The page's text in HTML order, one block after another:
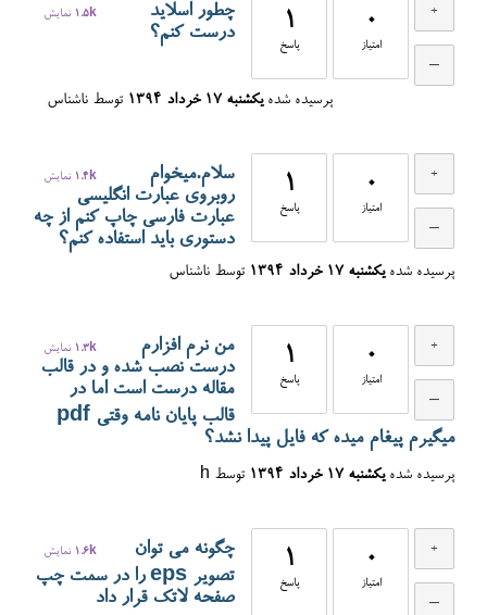
0
امتیاز
1
پاسخ
1.5k نمایش
چطور اسلاید
درست کنم؟
پرسیده شده یکشنبه ۱۷ خرداد ۱۳۹۴ توسط ناشناس
0
امتیاز
1
پاسخ
1.4k نمایش
سلام.میخوام
روبروی عبارت انگلیسی
عبارت فارسی چاپ کنم از چه
دستوری باید استفاده کنم؟
پرسیده شده یکشنبه ۱۷ خرداد ۱۳۹۴ توسط ناشناس
0
امتیاز
1
پاسخ
1.3k نمایش
من نرم افزارم
درست نصب شده و در قالب
مقاله درست است اما در
قالب پایان نامه وقتی pdf
میگیرم پیغام میده که فایل پیدا نشد؟
پرسیده شده یکشنبه ۱۷ خرداد ۱۳۹۴ توسط h
0
امتیاز
1
پاسخ
1.6k نمایش
چگونه می توان
تصویر eps را در سمت چپ
صفحه لاتک قرار داد